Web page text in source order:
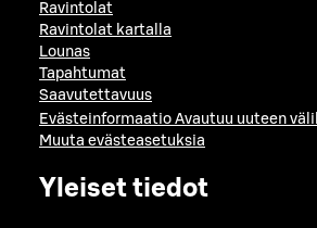
Ravintolat
Ravintolat kartalla
Lounas
Tapahtumat
Saavutettavuus
Evästeinformaatio Avautuu uuteen
Muuta evästeasetuksia
Yleiset tiedot